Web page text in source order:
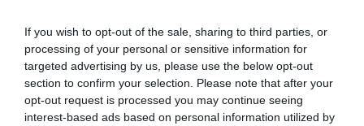
If you wish to opt-out of the sale, sharing to third parties, or
processing of your personal or sensitive information for
targeted advertising by us, please use the below opt-out
section to confirm your selection. Please note that after your
opt-out request is processed you may continue seeing
interest-based ads based on personal information utilized by
Quand il dit que « ce que vous
racontez est complètement
faux » j’en déduis qu’il discrédite
les questions de centrage. Qui
est quand même LA seule raison
technique valable.